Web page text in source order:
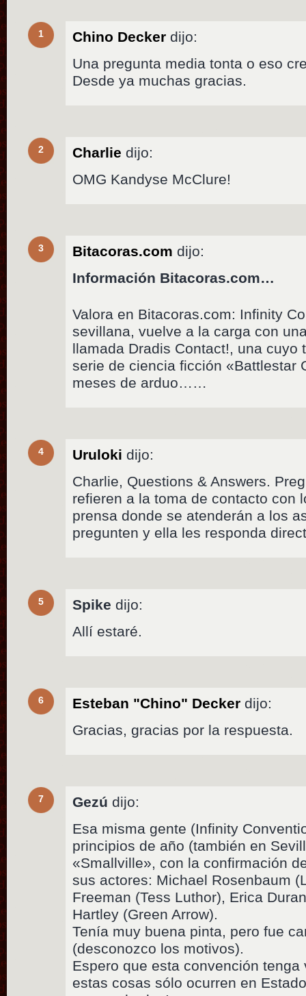
1 Chino Decker dijo:
Una pregunta media tonta o eso
Desde ya muchas gracias.
2 Charlie dijo:
OMG Kandyse McClure!
3 Bitacoras.com dijo:
Información Bitacoras.com…
Valora en Bitacoras.com: Infinity
sevillana, vuelve a la carga con
llamada Dradis Contact!, una cuyo
serie de ciencia ficción «Battlestar
meses de arduo……
4 Uruloki dijo:
Charlie, Questions & Answers.
refieren a la toma de contacto con
prensa donde se atenderán a los
pregunten y ella les responda
5 Spike dijo:
Allí estaré.
6 Esteban "Chino" Decker dijo:
Gracias, gracias por la respuesta.
7 Gezú dijo:
Esa misma gente (Infinity
principios de año (también en
«Smallville», con la confirmación
sus actores: Michael Rosenbaum
Freeman (Tess Luthor), Erica
Hartley (Green Arrow).
Tenía muy buena pinta, pero fue
(desconozco los motivos).
Espero que esta convención tenga
estas cosas sólo ocurren en